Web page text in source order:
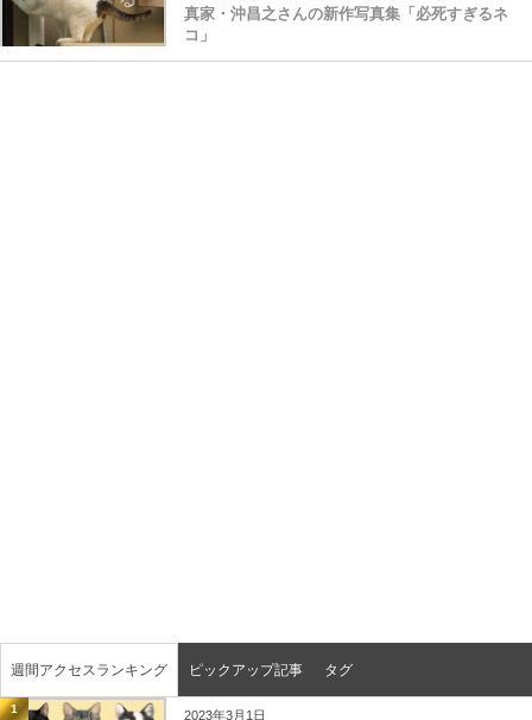
真家・沖昌之さんの新作写真集「必死すぎるネ
コ」
週間アクセスランキング ピックアップ記事 タグ
1 2023年3月1日